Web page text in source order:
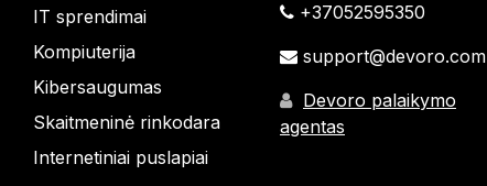
IT sprendimai
Kompiuterija
Kibersaugumas
Skaitmeninė rinkodara
Internetiniai puslapiai
+37052595350​
support@devoro.com
Devoro palaikymo
agentas